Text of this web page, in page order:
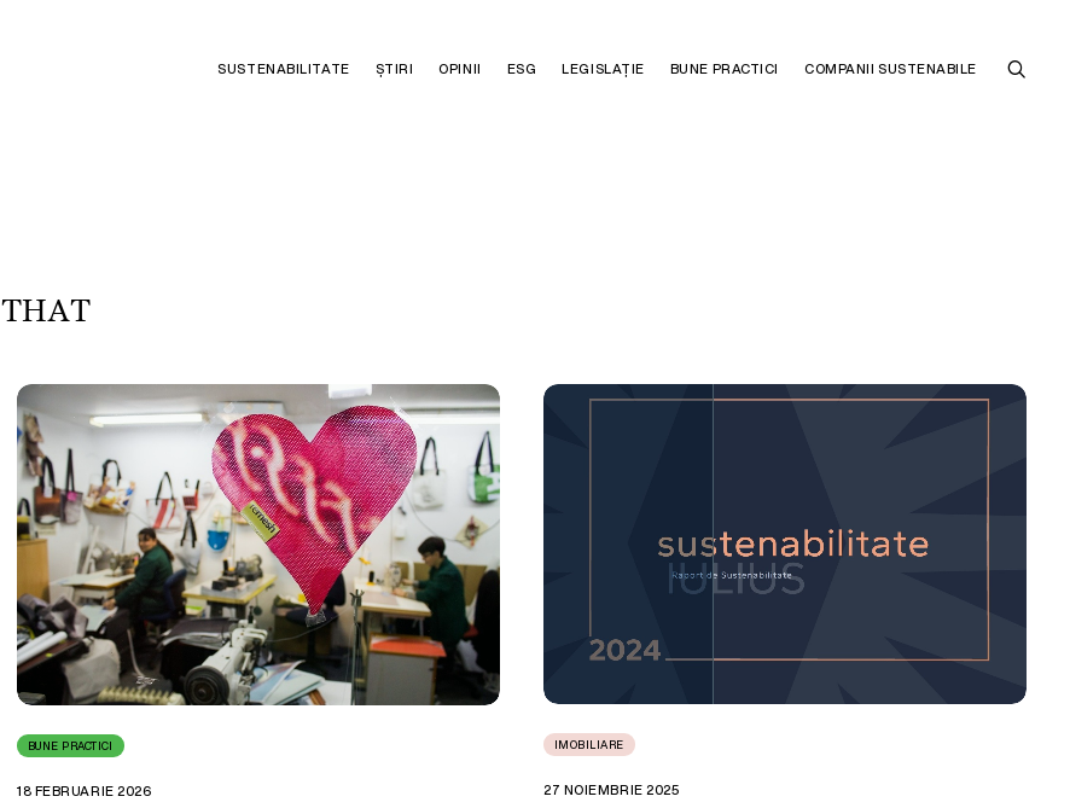
SUSTENABILITATE ȘTIRI OPINII ESG LEGISLAȚIE BUNE PRACTICI COMPANII SUSTENABILE
THAT
BUNE PRACTICI
18 FEBRUARIE 2026
IMOBILIARE
27 NOIEMBRIE 2025